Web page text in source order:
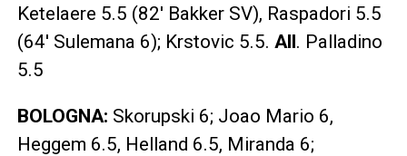
Ketelaere 5.5 (82′ Bakker SV), Raspadori 5.5
(64′ Sulemana 6); Krstovic 5.5. All. Palladino
5.5
BOLOGNA: Skorupski 6; Joao Mario 6,
Heggem 6.5, Helland 6.5, Miranda 6;